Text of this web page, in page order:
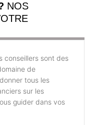
NOS
conseillers sont des
de
tous les
sur les
guider dans vos